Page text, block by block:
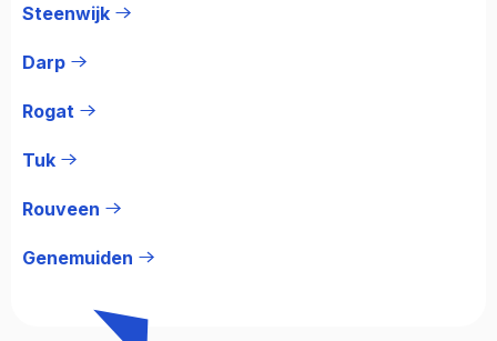
Steenwijk
Darp
Rogat
Tuk
Rouveen
Genemuiden